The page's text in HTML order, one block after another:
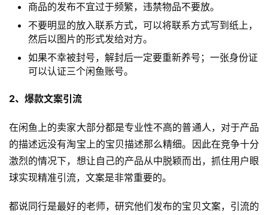
页
球
店
跨
境
科
商品的发布不宜过于频繁，违禁物品不要放。
不要明显的放入联系方式，可以将联系方式写到纸上，
然后以图片的形式发给对方。
如果不幸被封号，解封后一定要重新养号；一张身份证
可以认证三个闲鱼账号。
2、爆款文案引流
在闲鱼上的卖家大部分都是专业性不高的普通人，对于产品
的描述远没有淘宝上的宝贝描述那么精细。因此在竞争十分
激烈的情况下，想让自己的产品从中脱颖而出，抓住用户眼
球实现精准引流，文案是非常重要的。
都说同行是最好的老师，研究他们发布的宝贝文案，引流的